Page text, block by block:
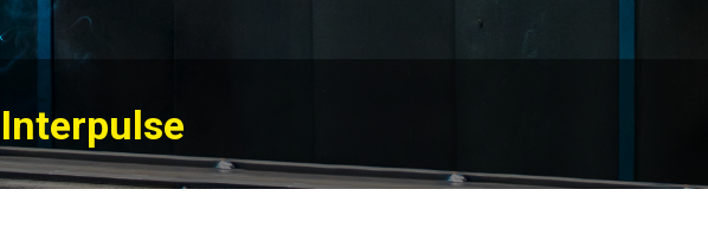
Interpulse